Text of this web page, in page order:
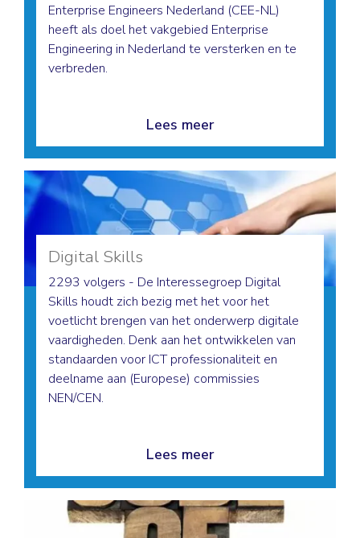
Enterprise Engineers Nederland (CEE-NL)
heeft als doel het vakgebied Enterprise
Engineering in Nederland te versterken en te
verbreden.
Lees meer
Digital Skills
2293 volgers - De Interessegroep Digital
Skills houdt zich bezig met het voor het
voetlicht brengen van het onderwerp digitale
vaardigheden. Denk aan het ontwikkelen van
standaarden voor ICT professionaliteit en
deelname aan (Europese) commissies
NEN/CEN.
Lees meer